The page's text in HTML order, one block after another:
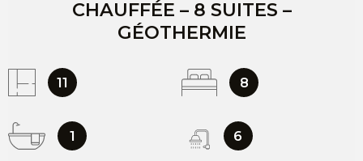
CHAUFFÉE – 8 SUITES –
GÉOTHERMIE
11 8
1 6